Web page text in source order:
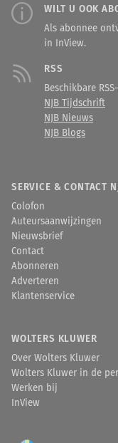
WILT U OOK
Als abonnee
in InView.
RSS
Beschikbare
NJB Tijdschrift
NJB Nieuws
NJB Blogs
SERVICE & CONTACT
Colofon
Auteursaanwijzingen
Nieuwsbrief
Contact
Abonneren
Adverteren
Klantenservice
WOLTERS KLUWER
Over Wolters Kluwer
Wolters Kluwer in de
Werken bij
InView